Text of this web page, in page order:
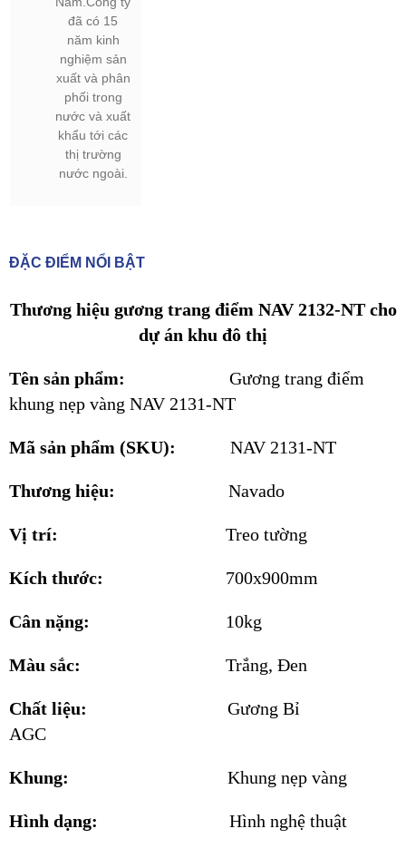
đã có 15
năm kinh
nghiệm sản
xuất và phân
phối trong
nước và xuất
khẩu tới các
thị trường
nước ngoài.
ĐẶC ĐIỂM NỔI BẬT
Thương hiệu gương trang điểm NAV 2132-NT cho
dự án khu đô thị
Tên sản phẩm: Gương trang điểm
khung nẹp vàng NAV 2131-NT
Mã sản phẩm (SKU): NAV 2131-NT
Thương hiệu: Navado
Vị trí: Treo tường
Kích thước: 700x900mm
Cân nặng: 10kg
Màu sắc: Trắng, Đen
Chất liệu: Gương Bỉ
AGC
Khung: Khung nẹp vàng
Hình dạng: Hình nghệ thuật